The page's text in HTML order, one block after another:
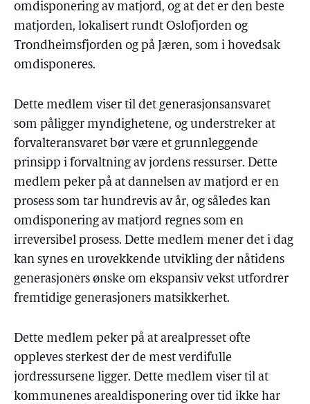
omdisponering av matjord, og at det er den beste
matjorden, lokalisert rundt Oslofjorden og
Trondheimsfjorden og på Jæren, som i hovedsak
omdisponeres.
Dette medlem viser til det generasjonsansvaret
som påligger myndighetene, og understreker at
forvalteransvaret bør være et grunnleggende
prinsipp i forvaltning av jordens ressurser. Dette
medlem peker på at dannelsen av matjord er en
prosess som tar hundrevis av år, og således kan
omdisponering av matjord regnes som en
irreversibel prosess. Dette medlem mener det i dag
kan synes en urovekkende utvikling der nåtidens
generasjoners ønske om ekspansiv vekst utfordrer
fremtidige generasjoners matsikkerhet.
Dette medlem peker på at arealpresset ofte
oppleves sterkest der de mest verdifulle
jordressursene ligger. Dette medlem viser til at
kommunenes arealdisponering over tid ikke har